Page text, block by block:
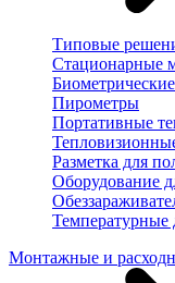
Типовые
Стационарные
Пирометры
Портативные
Разметка для
Оборудование
Температурные
Монтажные и